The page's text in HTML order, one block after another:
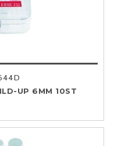
UP 6MM 10ST